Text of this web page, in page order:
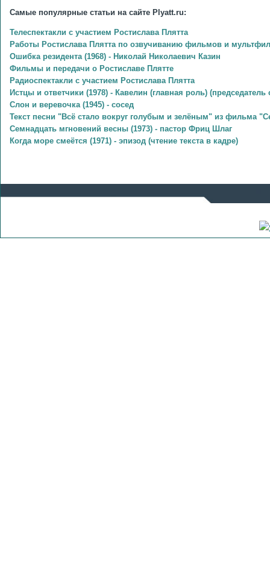
Самые популярные статьи на сайте Plyatt.ru:
Телеспектакли с участием Ростислава Плятта
Работы Ростислава Плятта по озвучиванию фильмов и
Ошибка резидента (1968) - Николай Николаевич Казин
Фильмы и передачи о Ростиславе Плятте
Радиоспектакли с участием Ростислава Плятта
Истцы и ответчики (1978) - Кавелин (главная роль) (председатель
Слон и веревочка (1945) - сосед
Текст песни "Всё стало вокруг голубым и зелёным" из фильма
Семнадцать мгновений весны (1973) - пастор Фриц Шлаг
Когда море смеётся (1971) - эпизод (чтение текста в кадре)